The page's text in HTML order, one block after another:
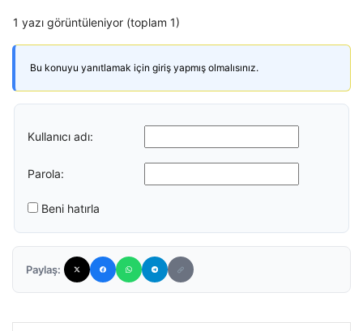
1 yazı görüntüleniyor (toplam 1)
Bu konuyu yanıtlamak için giriş yapmış olmalısınız.
Kullanıcı adı:
Parola:
Beni hatırla
Paylaş: